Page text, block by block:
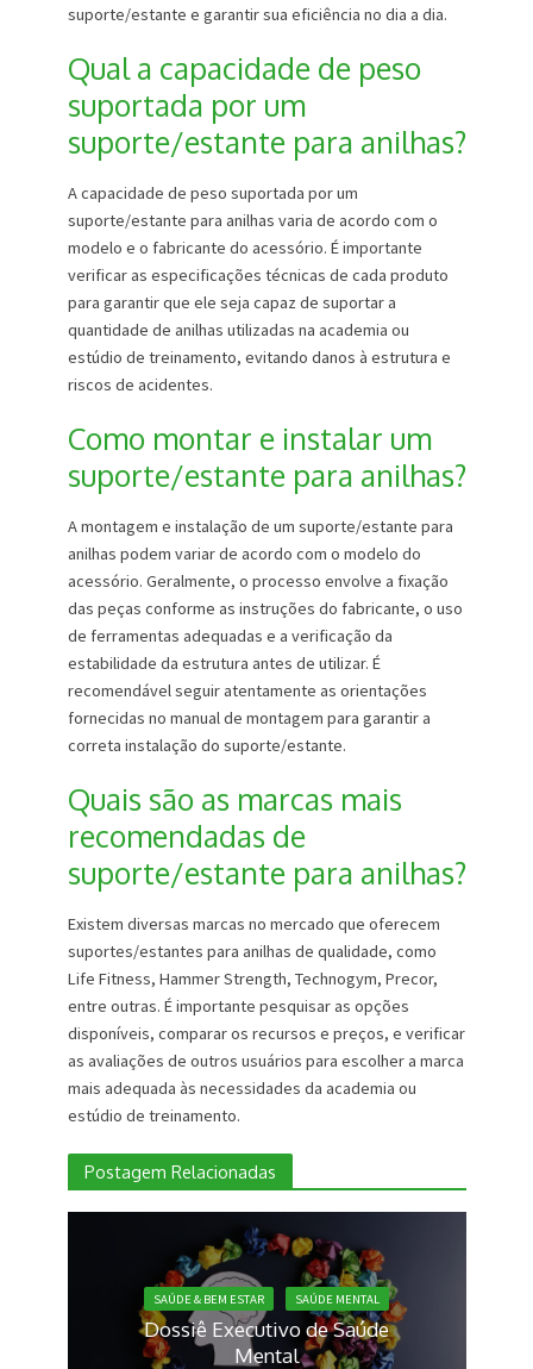
suporte/estante e garantir sua eficiência no dia a dia.
Qual a capacidade de peso
suportada por um
suporte/estante para anilhas?
A capacidade de peso suportada por um
suporte/estante para anilhas varia de acordo com o
modelo e o fabricante do acessório. É importante
verificar as especificações técnicas de cada produto
para garantir que ele seja capaz de suportar a
quantidade de anilhas utilizadas na academia ou
estúdio de treinamento, evitando danos à estrutura e
riscos de acidentes.
Como montar e instalar um
suporte/estante para anilhas?
A montagem e instalação de um suporte/estante para
anilhas podem variar de acordo com o modelo do
acessório. Geralmente, o processo envolve a fixação
das peças conforme as instruções do fabricante, o uso
de ferramentas adequadas e a verificação da
estabilidade da estrutura antes de utilizar. É
recomendável seguir atentamente as orientações
fornecidas no manual de montagem para garantir a
correta instalação do suporte/estante.
Quais são as marcas mais
recomendadas de
suporte/estante para anilhas?
Existem diversas marcas no mercado que oferecem
suportes/estantes para anilhas de qualidade, como
Life Fitness, Hammer Strength, Technogym, Precor,
entre outras. É importante pesquisar as opções
disponíveis, comparar os recursos e preços, e verificar
as avaliações de outros usuários para escolher a marca
mais adequada às necessidades da academia ou
estúdio de treinamento.
Postagem Relacionadas
SAÚDE & BEM ESTAR SAÚDE MENTAL
Dossiê Executivo de Saúde
Mental